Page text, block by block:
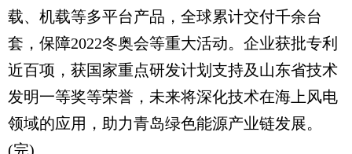
载、机载等多平台产品，全球累计交付千余台
套，保障2022冬奥会等重大活动。企业获批专利
近百项，获国家重点研发计划支持及山东省技术
发明一等奖等荣誉，未来将深化技术在海上风电
领域的应用，助力青岛绿色能源产业链发展。
(完)